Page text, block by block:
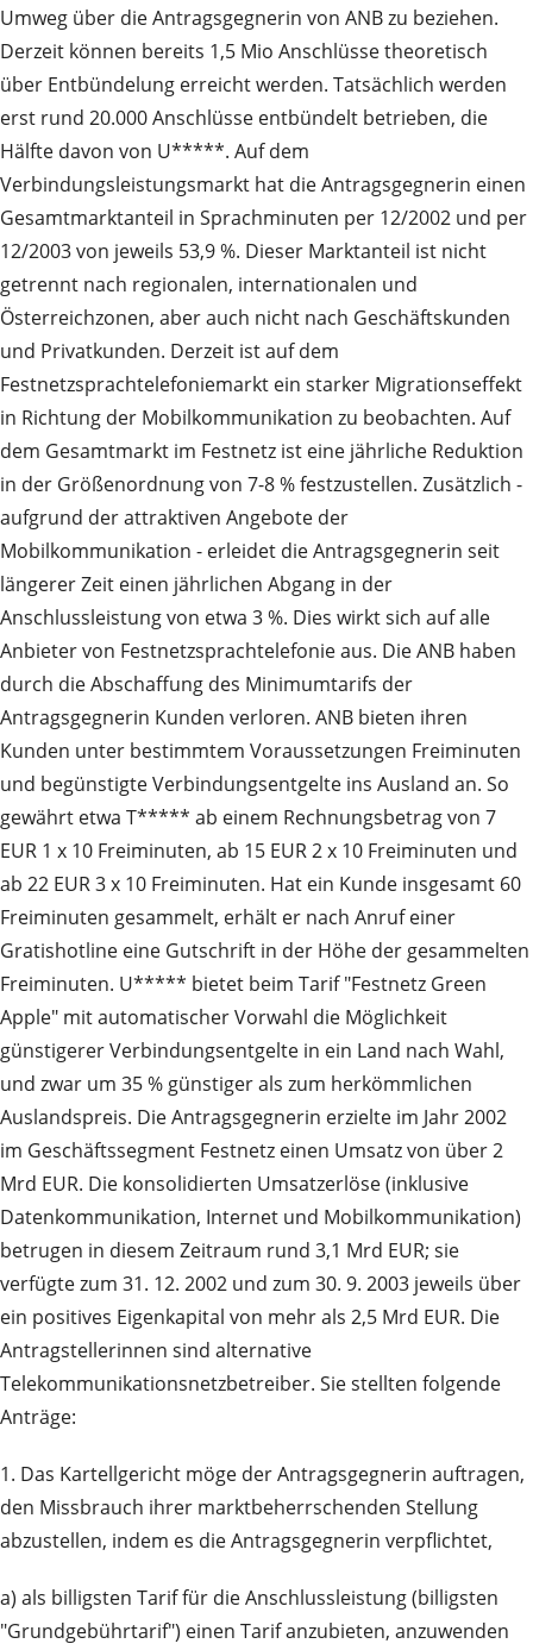
Umweg über die Antragsgegnerin von ANB zu beziehen.
Derzeit können bereits 1,5 Mio Anschlüsse theoretisch
über Entbündelung erreicht werden. Tatsächlich werden
erst rund 20.000 Anschlüsse entbündelt betrieben, die
Hälfte davon von U*****. Auf dem
Verbindungsleistungsmarkt hat die Antragsgegnerin einen
Gesamtmarktanteil in Sprachminuten per 12/2002 und per
12/2003 von jeweils 53,9 %. Dieser Marktanteil ist nicht
getrennt nach regionalen, internationalen und
Österreichzonen, aber auch nicht nach Geschäftskunden
und Privatkunden. Derzeit ist auf dem
Festnetzsprachtelefoniemarkt ein starker Migrationseffekt
in Richtung der Mobilkommunikation zu beobachten. Auf
dem Gesamtmarkt im Festnetz ist eine jährliche Reduktion
in der Größenordnung von 7-8 % festzustellen. Zusätzlich -
aufgrund der attraktiven Angebote der
Mobilkommunikation - erleidet die Antragsgegnerin seit
längerer Zeit einen jährlichen Abgang in der
Anschlussleistung von etwa 3 %. Dies wirkt sich auf alle
Anbieter von Festnetzsprachtelefonie aus. Die ANB haben
durch die Abschaffung des Minimumtarifs der
Antragsgegnerin Kunden verloren. ANB bieten ihren
Kunden unter bestimmtem Voraussetzungen Freiminuten
und begünstigte Verbindungsentgelte ins Ausland an. So
gewährt etwa T***** ab einem Rechnungsbetrag von 7
EUR 1 x 10 Freiminuten, ab 15 EUR 2 x 10 Freiminuten und
ab 22 EUR 3 x 10 Freiminuten. Hat ein Kunde insgesamt 60
Freiminuten gesammelt, erhält er nach Anruf einer
Gratishotline eine Gutschrift in der Höhe der gesammelten
Freiminuten. U***** bietet beim Tarif "Festnetz Green
Apple" mit automatischer Vorwahl die Möglichkeit
günstigerer Verbindungsentgelte in ein Land nach Wahl,
und zwar um 35 % günstiger als zum herkömmlichen
Auslandspreis. Die Antragsgegnerin erzielte im Jahr 2002
im Geschäftssegment Festnetz einen Umsatz von über 2
Mrd EUR. Die konsolidierten Umsatzerlöse (inklusive
Datenkommunikation, Internet und Mobilkommunikation)
betrugen in diesem Zeitraum rund 3,1 Mrd EUR; sie
verfügte zum 31. 12. 2002 und zum 30. 9. 2003 jeweils über
ein positives Eigenkapital von mehr als 2,5 Mrd EUR. Die
Antragstellerinnen sind alternative
Telekommunikationsnetzbetreiber. Sie stellten folgende
Anträge:
1. Das Kartellgericht möge der Antragsgegnerin auftragen,
den Missbrauch ihrer marktbeherrschenden Stellung
abzustellen, indem es die Antragsgegnerin verpflichtet,
a) als billigsten Tarif für die Anschlussleistung (billigsten
"Grundgebührtarif") einen Tarif anzubieten, anzuwenden